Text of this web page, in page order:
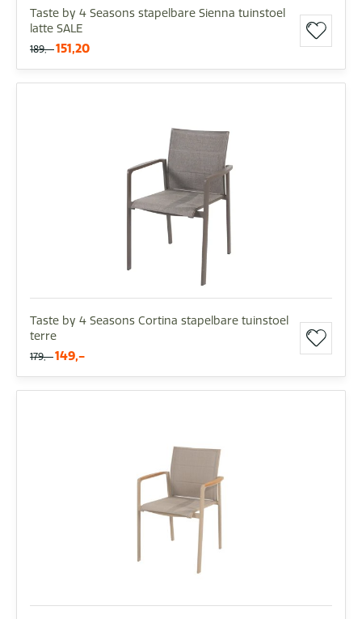
Taste by 4 Seasons stapelbare Sienna tuinstoel
latte SALE
189,- 151,20
Taste by 4 Seasons Cortina stapelbare tuinstoel
terre
179,- 149,-